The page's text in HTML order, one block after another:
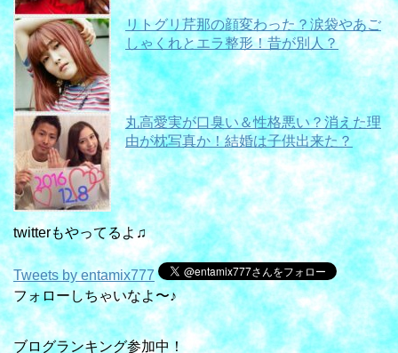
リトグリ芹那の顔変わった？涙袋やあご
しゃくれとエラ整形！昔が別人？
丸高愛実が口臭い＆性格悪い？消えた理
由が枕写真か！結婚は子供出来た？
twitterもやってるよ♫
Tweets by entamix777
フォローしちゃいなよ〜♪
ブログランキング参加中！